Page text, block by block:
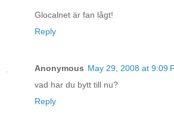
Glocalnet är fan lågt!
Reply
Anonymous May 29, 2008 at 9:09
vad har du bytt till nu?
Reply